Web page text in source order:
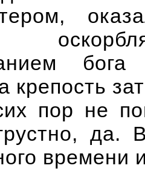
крепость
пор не
да.
времени